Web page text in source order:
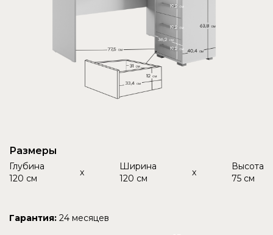
Размеры
Глубина
120 см
x
Ширина
120 см
x
Высота
75 см
Гарантия: 24 месяцев